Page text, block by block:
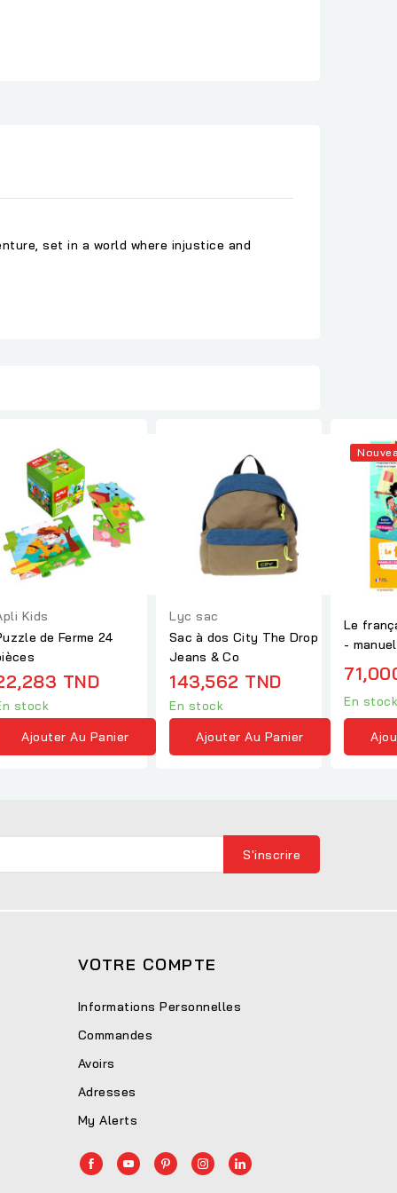
, set in a world where injustice and
Kids
de Ferme 24
TND
stock
Ajouter Au Panier
Lyc sac
Sac à dos City The Drop
Jeans & Co
143,562 TND
En stock
Ajouter Au Panier
Le
-
En stock
VOTRE COMPTE
Informations Personnelles
Commandes
Avoirs
Adresses
My Alerts